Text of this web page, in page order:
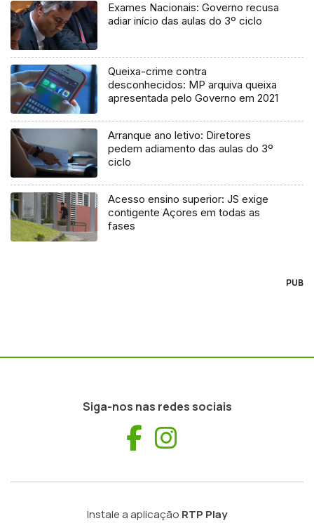
Exames Nacionais: Governo recusa
adiar início das aulas do 3º ciclo
Queixa-crime contra
desconhecidos: MP arquiva queixa
apresentada pelo Governo em 2021
Arranque ano letivo: Diretores
pedem adiamento das aulas do 3º
ciclo
Acesso ensino superior: JS exige
contigente Açores em todas as
fases
PUB
Siga-nos nas redes sociais
Facebook
Instale a aplicação RTP Play